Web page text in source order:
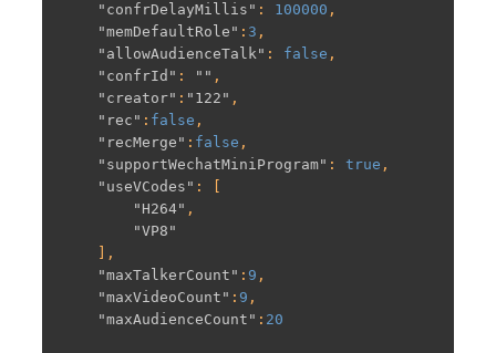
"confrDelayMillis" : 100000 ,
"memDefaultRole" : 3 ,
"allowAudienceTalk" : false ,
"confrId" : "" ,
"creator" : "122" ,
"rec" : false ,
"recMerge" : false ,
"supportWechatMiniProgram" : true ,
"useVCodes" : [
"H264" ,
"VP8"
"maxTalkerCount" : 9 ,
"maxVideoCount" : 9 ,
"maxAudienceCount" : 20